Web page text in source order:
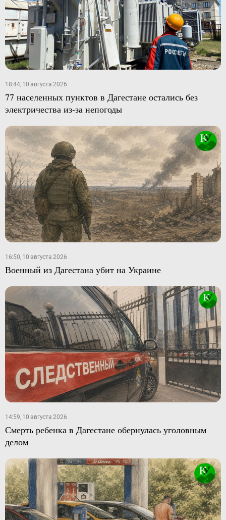
18:44, 10 августа 2026
77 населенных пунктов в Дагестане остались без
электричества из-за непогоды
16:50, 10 августа 2026
Военный из Дагестана убит на Украине
14:59, 10 августа 2026
Смерть ребенка в Дагестане обернулась уголовным
делом